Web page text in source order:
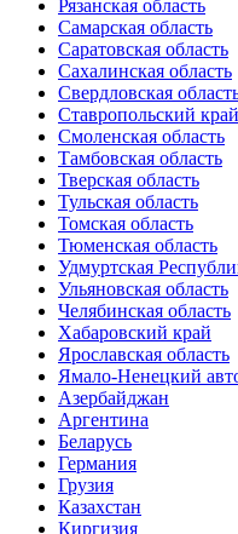
Рязанская область
Самарская область
Саратовская область
Сахалинская область
Свердловская
Ставропольский край
Смоленская область
Тамбовская область
Тверская область
Тульская область
Томская область
Тюменская область
Удмуртская
Ульяновская область
Челябинская область
Хабаровский край
Ярославская область
Ямало-Ненецкий
Азербайджан
Аргентина
Беларусь
Германия
Грузия
Казахстан
Киргизия